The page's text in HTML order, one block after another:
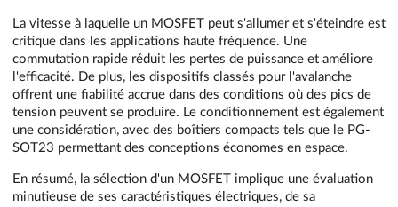
La vitesse à laquelle un MOSFET peut s'allumer et s'éteindre est
critique dans les applications haute fréquence. Une
commutation rapide réduit les pertes de puissance et améliore
l'efficacité. De plus, les dispositifs classés pour l'avalanche
offrent une fiabilité accrue dans des conditions où des pics de
tension peuvent se produire. Le conditionnement est également
une considération, avec des boîtiers compacts tels que le PG-
SOT23 permettant des conceptions économes en espace.
En résumé, la sélection d'un MOSFET implique une évaluation
minutieuse de ses caractéristiques électriques, de sa